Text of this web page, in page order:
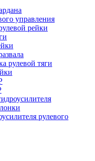
управления
рейки
рулевой тяги
рулевого